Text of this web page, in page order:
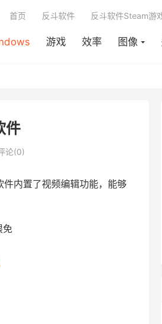
游戏 效率 图像
首页 反斗软件 反斗软件Steam游
件
论(0)
内置了视频编辑功能，能够